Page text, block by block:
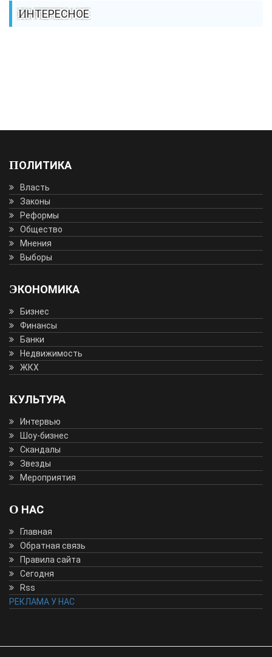
ИНТЕРЕСНОЕ
ПОЛИТИКА
Власть
Законы
Реформы
Общество
Мнения
Выборы
ЭКОНОМИКА
Бизнес
Финансы
Банки
Недвижимость
ЖКХ
КУЛЬТУРА
Интервью
Шоу-бизнес
Скандалы
Звезды
Мероприятия
О НАС
Главная
Обратная связь
Правила сайта
Сегодня
Rss
РЕКЛАМА У НАС